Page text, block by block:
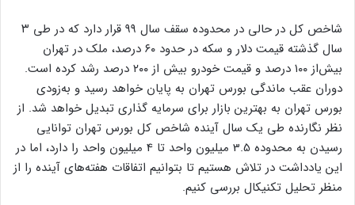
شاخص کل در حالی در محدوده سقف سال ۹۹ قرار دارد که در طی ۳
سال گذشته قیمت دلار و سکه در حدود ۶۰ درصد، ملک در تهران
بیش‌از ۱۰۰ درصد و قیمت خودرو بیش از ۲۰۰ درصد رشد کرده است.
دوران عقب ماندگی بورس تهران به پایان خواهد رسید و به‌زودی
بورس تهران به بهترین بازار برای سرمایه گذاری تبدیل خواهد شد. از
نظر نگارنده طی یک سال آینده شاخص کل بورس تهران توانایی
رسیدن به محدوده 3.5 میلیون واحد تا 4 میلیون واحد را دارد، اما در
این یادداشت در تلاش هستیم تا بتوانیم اتفاقات هفته‌های آینده را از
منظر تحلیل تکنیکال بررسی کنیم.